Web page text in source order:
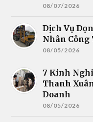
08/07/2026
Dịch Vụ
Nhân Công
08/05/2026
7 Kinh
Thanh
Doanh
08/05/2026